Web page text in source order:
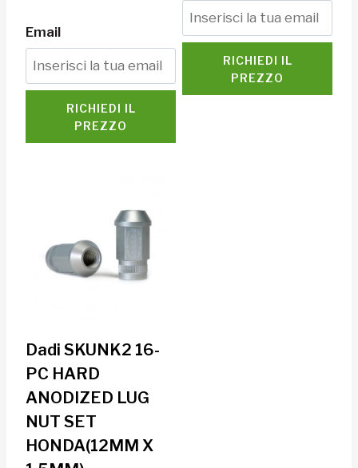
Email
RICHIEDI IL
PREZZO
RICHIEDI IL
PREZZO
Dadi SKUNK2 16-
PC HARD
ANODIZED LUG
NUT SET
HONDA(12MM X